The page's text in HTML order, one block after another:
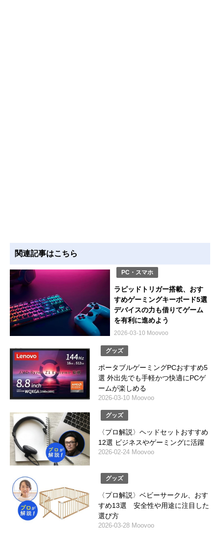
関連記事はこちら
PC・スマホ
ラピッドトリガー搭載、おす
すめゲーミングキーボード5選
デバイスの力も借りてゲーム
を有利に進めよう
2026-03-10 Moovoo
グッズ
ポータブルゲーミングPCおすすめ5
選 外出先でも手軽かつ快適にPCゲ
ームが楽しめる
2026-03-10 Moovoo
グッズ
〈プロ解説〉ヘッドセットおすすめ
12選 ビジネスやゲーミングに活躍
2026-02-24 Moovoo
グッズ
〈プロ解説〉ベビーサークル、おす
すめ13選 安全性や用途に注目した
選び方
2026-03-28 Moovoo